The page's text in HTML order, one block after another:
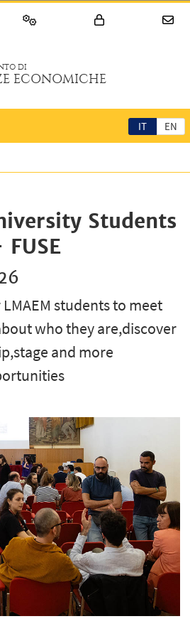
DI
ECONOMICHE
IT EN
Students
students to meet
who they are,discover
and more